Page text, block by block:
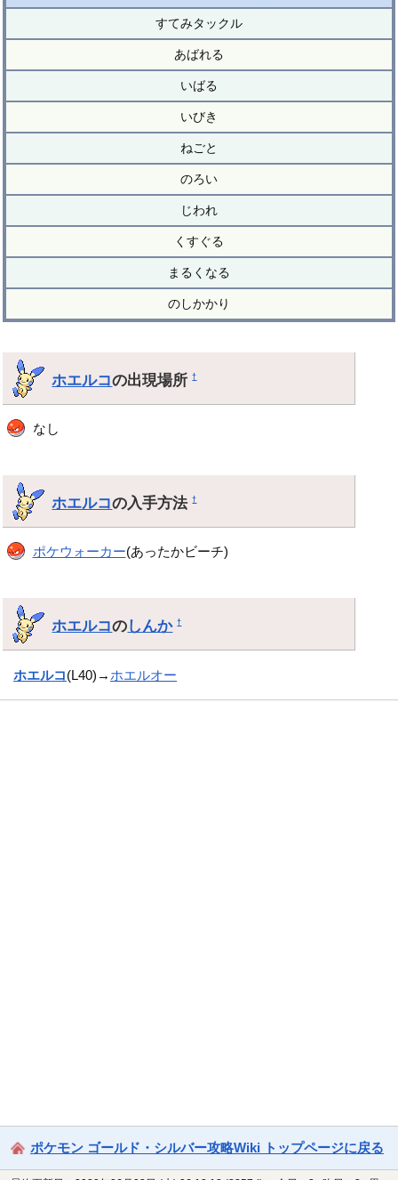
すてみタックル
あばれる
いばる
いびき
ねごと
のろい
じわれ
くすぐる
まるくなる
のしかかり
ホエルコの出現場所†
なし
ホエルコの入手方法†
ポケウォーカー(あったかビーチ)
ホエルコのしんか †
ホエルコ(L40)→ ホエルオー
ポケモン ゴールド・シルバー攻略Wiki トップページに戻る